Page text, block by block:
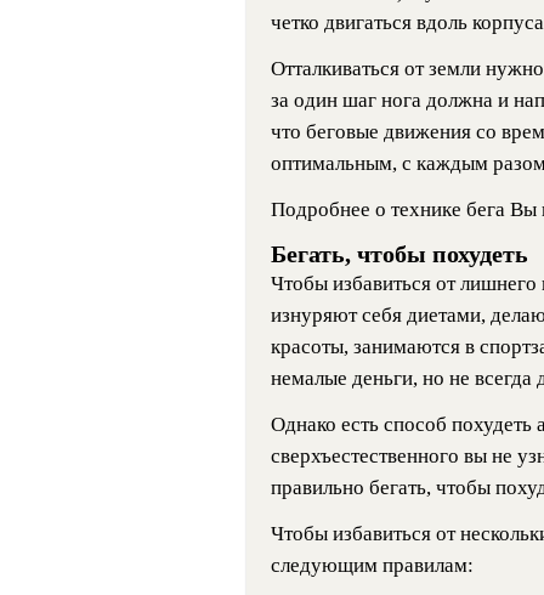
четко двигаться вдоль
Отталкиваться от земли
за один шаг нога должна и
что беговые движения со
оптимальным, с каждым
Подробнее о технике бега Вы
Бегать, чтобы похудеть
Чтобы избавиться от
изнуряют себя диетами,
красоты, занимаются в
немалые деньги, но не всегда
Однако есть способ похудеть
сверхъестественного вы не
правильно бегать, чтобы
Чтобы избавиться от
следующим правилам: